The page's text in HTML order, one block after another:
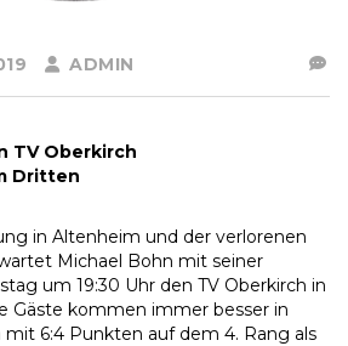
ADMIN
TV Oberkirch
Dritten
in Altenheim und der verlorenen
Michael Bohn mit seiner
um 19:30 Uhr den TV Oberkirch in
Gäste kommen immer besser in
6:4 Punkten auf dem 4. Rang als